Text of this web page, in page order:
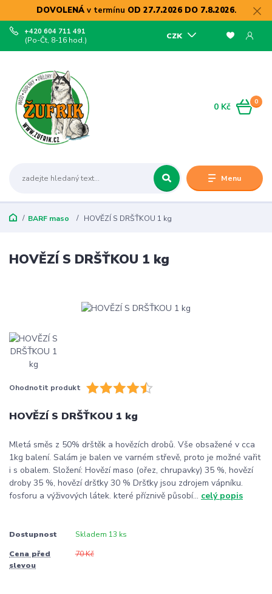
DOVOLENÁv termínu OD 27.7.2026 DO 7.8.2026.
Menu
CZK
+420 604 711 491
(Po-Čt, 8-16 hod.)
0
0 Kč
BARF maso HOVĚZÍ S DRŠŤKOU 1 kg
HOVĚZÍ S DRŠŤKOU 1 kg
Ohodnotit produkt
HOVĚZÍ S DRŠŤKOU 1 kg
Mletá směs z 50% drštěk a hovězích drobů. Vše obsažené v cca
1kg balení. Salám je balen ve varném střevě, proto je možné vařit
i s obalem. Složení: Hovězí maso (ořez, chrupavky) 35 %, hovězí
droby 35 %, hovězí dršťky 30 % Dršťky jsou zdrojem vápníku.
fosforu a výživových látek. které příznivě působí... celý popis
Dostupnost Skladem 13 ks
Cena před
slevou
70 Kč